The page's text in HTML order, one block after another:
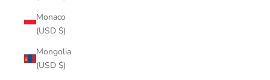
Monaco
(USD $)
Mongolia
(USD $)